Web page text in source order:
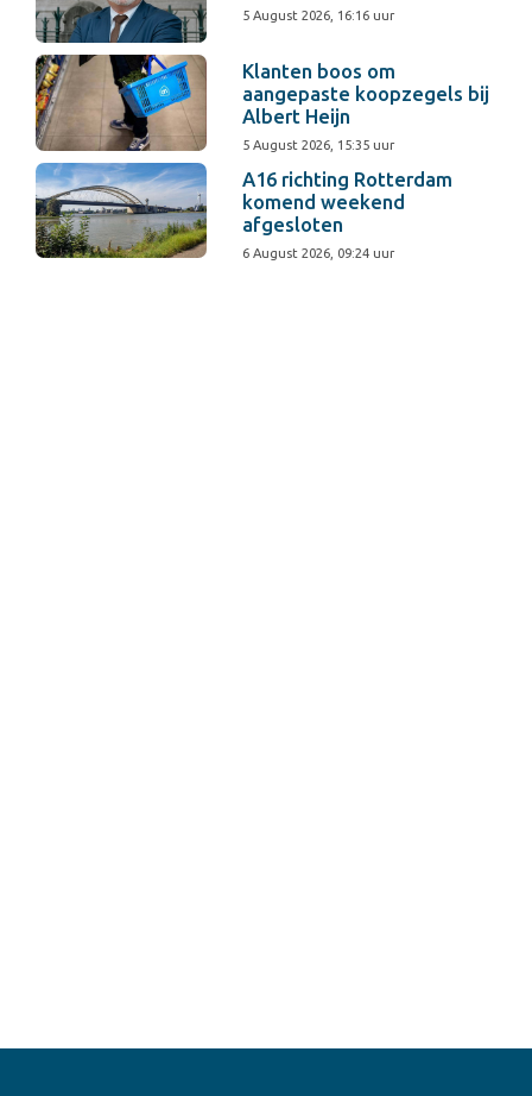
5 August 2026, 16:16 uur
Klanten boos om
aangepaste koopzegels bij
Albert Heijn
5 August 2026, 15:35 uur
A16 richting Rotterdam
komend weekend
afgesloten
6 August 2026, 09:24 uur